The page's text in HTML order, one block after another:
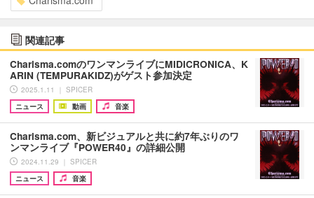
関連記事
Charisma.comのワンマンライブにMIDICRONICA、K
ARIN (TEMPURAKIDZ)がゲスト参加決定
2025.1.11 ｜ SPICER
ニュース
動画 音楽
Charisma.com、新ビジュアルと共に約7年ぶりのワ
ンマンライブ『POWER40』の詳細公開
2024.11.29 ｜ SPICER
ニュース
音楽